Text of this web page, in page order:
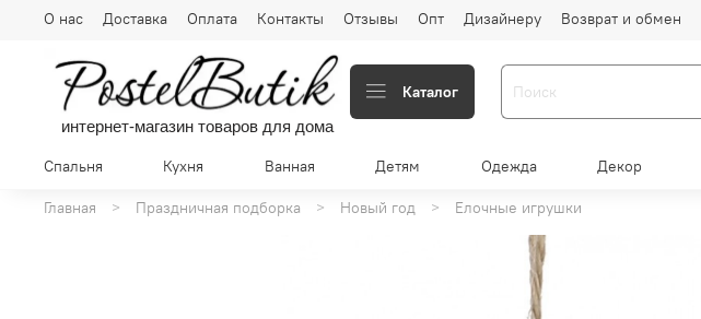
О нас Доставка Оплата Контакты Отзывы Опт Дизайнеру Возврат и обмен
интернет-магазин товаров для дома
Каталог
Спальня Кухня Ванная Детям Одежда Декор
Главная Праздничная подборка Новый год Елочные игрушки